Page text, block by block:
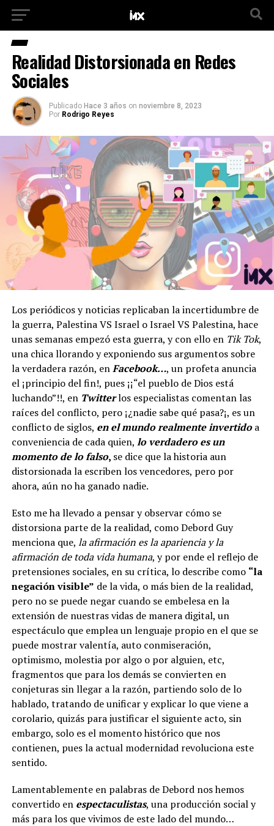
Realidad Distorsionada en Redes
Sociales
Publicado Hace 3 años on noviembre 8, 2023
Por Rodrigo Reyes
Los periódicos y noticias replicaban la incertidumbre de
la guerra, Palestina VS Israel o Israel VS Palestina, hace
unas semanas empezó esta guerra, y con ello en Tik Tok,
una chica llorando y exponiendo sus argumentos sobre
la verdadera razón, enFacebook…, un profeta anuncia
el ¡principio del fin!, pues ¡¡“el pueblo de Dios está
luchando”!!, en Twitterlos especialistas comentan las
raíces del conflicto, pero ¡¿nadie sabe qué pasa?¡, es un
conflicto de siglos, en el mundo realmente invertido a
conveniencia de cada quien, lo verdadero es un
momento de lo falso, se dice que la historia aun
distorsionada la escriben los vencedores, pero por
ahora, aún no ha ganado nadie.
Esto me ha llevado a pensar y observar cómo se
distorsiona parte de la realidad, como Debord Guy
menciona que, la afirmación es la apariencia y la
afirmación de toda vida humana, y por ende el reflejo de
pretensiones sociales, en su crítica, lo describe como “la
negación visible” de la vida, o más bien de la realidad,
pero no se puede negar cuando se embelesa en la
extensión de nuestras vidas de manera digital, un
espectáculo que emplea un lenguaje propio en el que se
puede mostrar valentía, auto conmiseración,
optimismo, molestia por algo o por alguien, etc,
fragmentos que para los demás se convierten en
conjeturas sin llegar a la razón, partiendo solo de lo
hablado, tratando de unificar y explicar lo que viene a
corolario, quizás para justificar el siguiente acto, sin
embargo, solo es el momento histórico que nos
contienen, pues la actual modernidad revoluciona este
sentido.
Lamentablemente en palabras de Debord nos hemos
convertido en espectaculistas, una producción social y
más para los que vivimos de este lado del mundo…